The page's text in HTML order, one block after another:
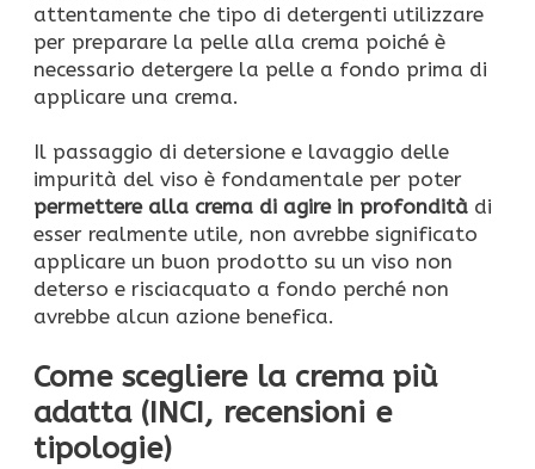
attentamente che tipo di detergenti utilizzare
per preparare la pelle alla crema poiché è
necessario detergere la pelle a fondo prima di
applicare una crema.
Il passaggio di detersione e lavaggio delle
impurità del viso è fondamentale per poter
permettere alla crema di agire in profondità di
esser realmente utile, non avrebbe significato
applicare un buon prodotto su un viso non
deterso e risciacquato a fondo perché non
avrebbe alcun azione benefica.
Come scegliere la crema più
adatta (INCI, recensioni e
tipologie)